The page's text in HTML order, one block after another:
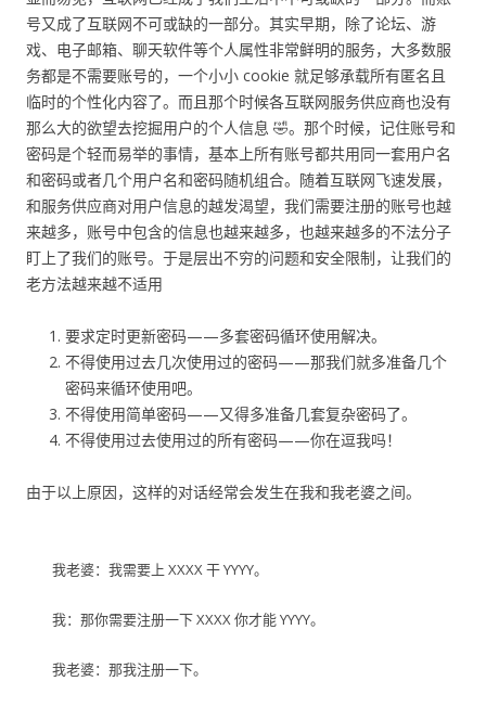
号又成了互联网不可或缺的一部分。其实早期，除了论坛、游
戏、电子邮箱、聊天软件等个人属性非常鲜明的服务，大多数服
务都是不需要账号的，一个小小 cookie 就足够承载所有匿名且
临时的个性化内容了。而且那个时候各互联网服务供应商也没有
那么大的欲望去挖掘用户的个人信息 🤣。那个时候，记住账号和
密码是个轻而易举的事情，基本上所有账号都共用同一套用户名
和密码或者几个用户名和密码随机组合。随着互联网飞速发展，
和服务供应商对用户信息的越发渴望，我们需要注册的账号也越
来越多，账号中包含的信息也越来越多，也越来越多的不法分子
盯上了我们的账号。于是层出不穷的问题和安全限制，让我们的
老方法越来越不适用
要求定时更新密码——多套密码循环使用解决。
不得使用过去几次使用过的密码——那我们就多准备几个
密码来循环使用吧。
不得使用简单密码——又得多准备几套复杂密码了。
不得使用过去使用过的所有密码——你在逗我吗！
由于以上原因，这样的对话经常会发生在我和我老婆之间。
我老婆：我需要上 XXXX 干 YYYY。
我：那你需要注册一下 XXXX 你才能 YYYY。
我老婆：那我注册一下。